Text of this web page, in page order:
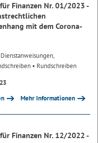
Finanzen Nr. 01/2023 -
mit dem Corona-
• Rundschreiben
Mehr Informationen
Finanzen Nr. 12/2022 -